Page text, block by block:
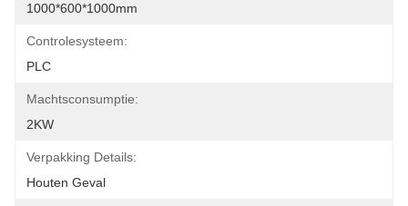
1000*600*1000mm
Controlesysteem:
PLC
Machtsconsumptie:
2KW
Verpakking Details:
Houten Geval